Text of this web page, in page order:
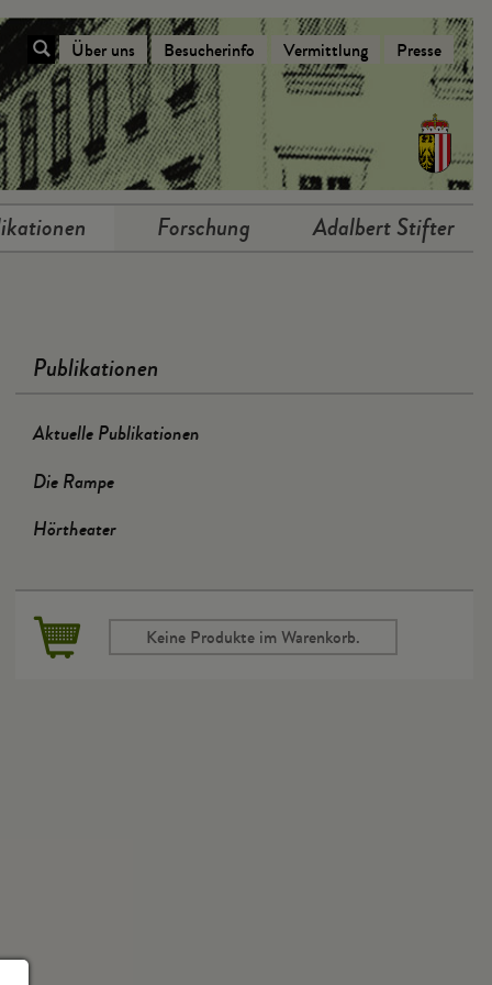
Navigation Über das Stifterhaus
Über uns Besucherinfo Vermittlung Presse
Forschung Adalbert Stifter
Publikationen
Aktuelle Publikationen
Die Rampe
Hörtheater
Keine Produkte im Warenkorb.